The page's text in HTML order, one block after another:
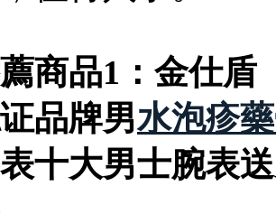
商品1：金仕盾
品牌男水泡疹
十大男士腕表